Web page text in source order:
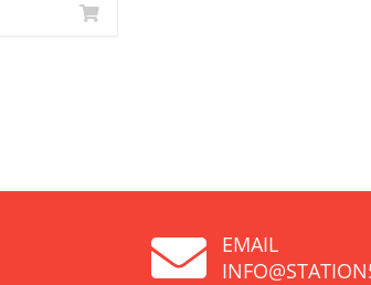
EMAIL